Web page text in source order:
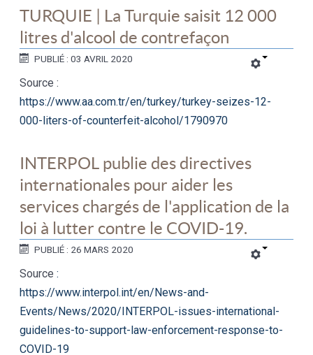
TURQUIE | La Turquie saisit 12 000
litres d'alcool de contrefaçon
PUBLIÉ : 03 AVRIL 2020
Source :
https://www.aa.com.tr/en/turkey/turkey-seizes-12-
000-liters-of-counterfeit-alcohol/1790970
INTERPOL publie des directives
internationales pour aider les
services chargés de l'application de la
loi à lutter contre le COVID-19.
PUBLIÉ : 26 MARS 2020
Source:
https://www.interpol.int/en/News-and-
Events/News/2020/INTERPOL-issues-international-
guidelines-to-support-law-enforcement-response-to-
COVID-19